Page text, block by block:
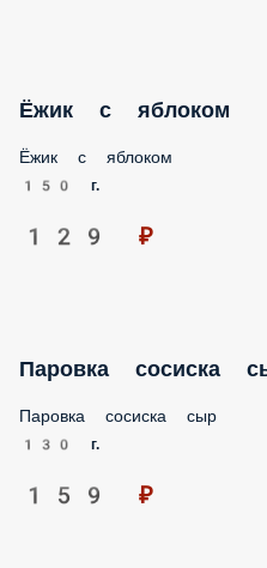
Ёжик с яблоком
Ёжик с яблоком
150 г.
129 ₽
Паровка сосиска сыр
Паровка сосиска сыр
130 г.
159 ₽